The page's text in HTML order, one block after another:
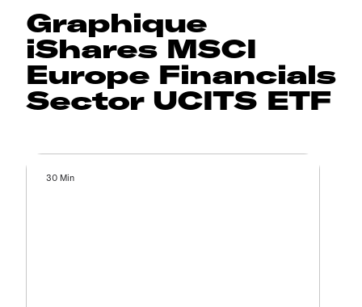
Graphique
iShares MSCI
Europe Financials
Sector UCITS ETF
30 Min